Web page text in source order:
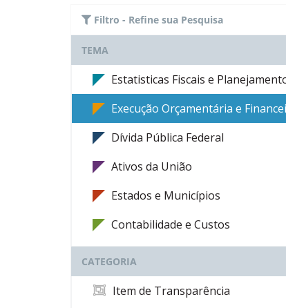
Filtro - Refine sua Pesquisa
TEMA
Estatisticas Fiscais e
Execução Orçamentária e
Dívida Pública Federal
Ativos da União
Estados e Municípios
Contabilidade e Custos
CATEGORIA
Item de Transparência